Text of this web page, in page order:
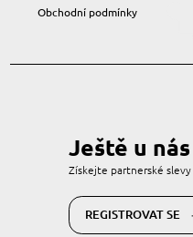
Obchodní podmínky
Ještě u
Získejte partnerské slevy
REGISTROVAT SE